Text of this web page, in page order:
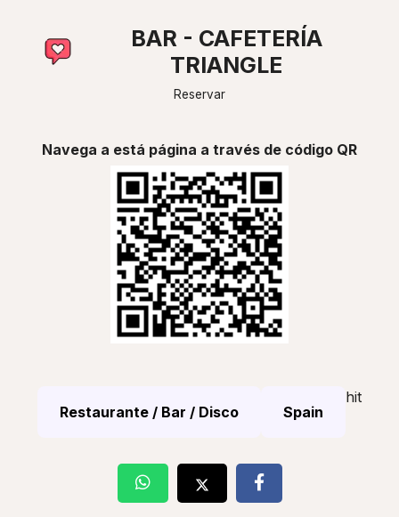
BAR - CAFETERÍA
TRIANGLE
Reservar
Navega a está página a través de código QR
Restaurante / Bar / Disco Spain
hit